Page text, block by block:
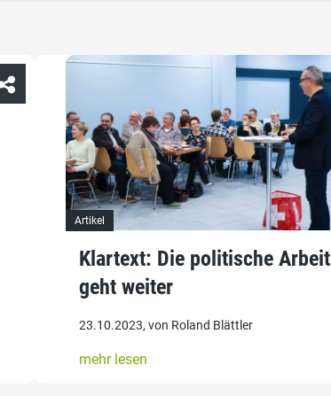
Artikel
Klartext: Die politische Arbeit
geht weiter
23.10.2023, von Roland Blättler
mehr lesen